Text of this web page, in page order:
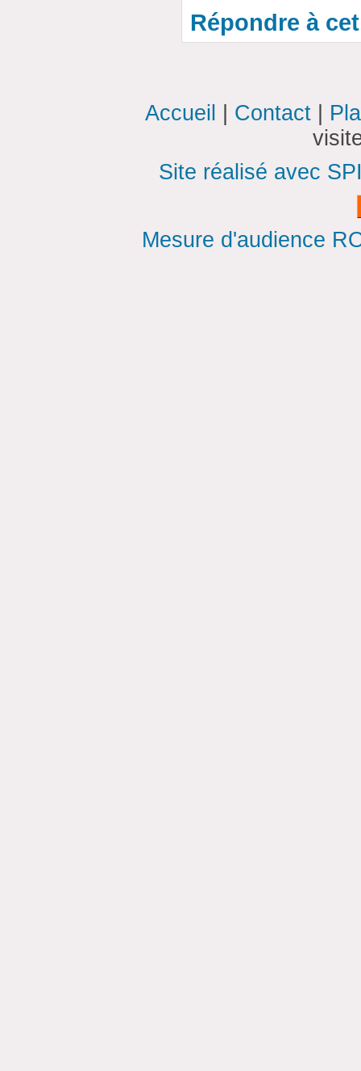
Répondre à
Accueil Contact
Site réalisé avec
Mesure d'audience